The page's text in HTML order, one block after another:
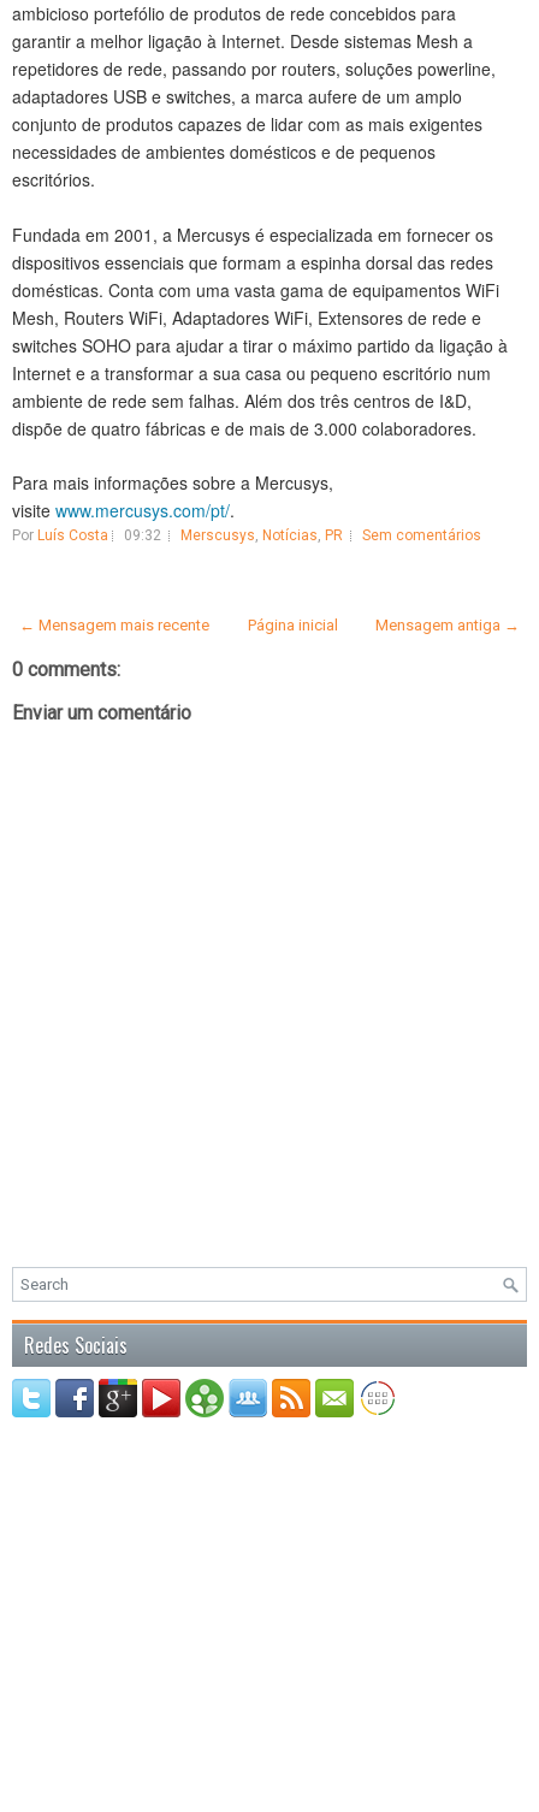
ambicioso portefólio de produtos de rede concebidos para
garantir a melhor ligação à Internet. Desde sistemas Mesh a
repetidores de rede, passando por routers, soluções powerline,
adaptadores USB e switches, a marca aufere de um amplo
conjunto de produtos capazes de lidar com as mais exigentes
necessidades de ambientes domésticos e de pequenos
escritórios.
Fundada em 2001, a Mercusys é especializada em fornecer os
dispositivos essenciais que formam a espinha dorsal das redes
domésticas. Conta com uma vasta gama de equipamentos WiFi
Mesh, Routers WiFi, Adaptadores WiFi, Extensores de rede e
switches SOHO para ajudar a tirar o máximo partido da ligação à
Internet e a transformar a sua casa ou pequeno escritório num
ambiente de rede sem falhas. Além dos três centros de I&D,
dispõe de quatro fábricas e de mais de 3.000 colaboradores.
Para mais informações sobre a Mercusys,
visite www.mercusys.com/pt/.
Por Luís Costa 09:32 Merscusys, Notícias, PR Sem comentários
← Mensagem mais recente Mensagem antiga →
Página inicial
0 comments:
Enviar um comentário
Redes Sociais